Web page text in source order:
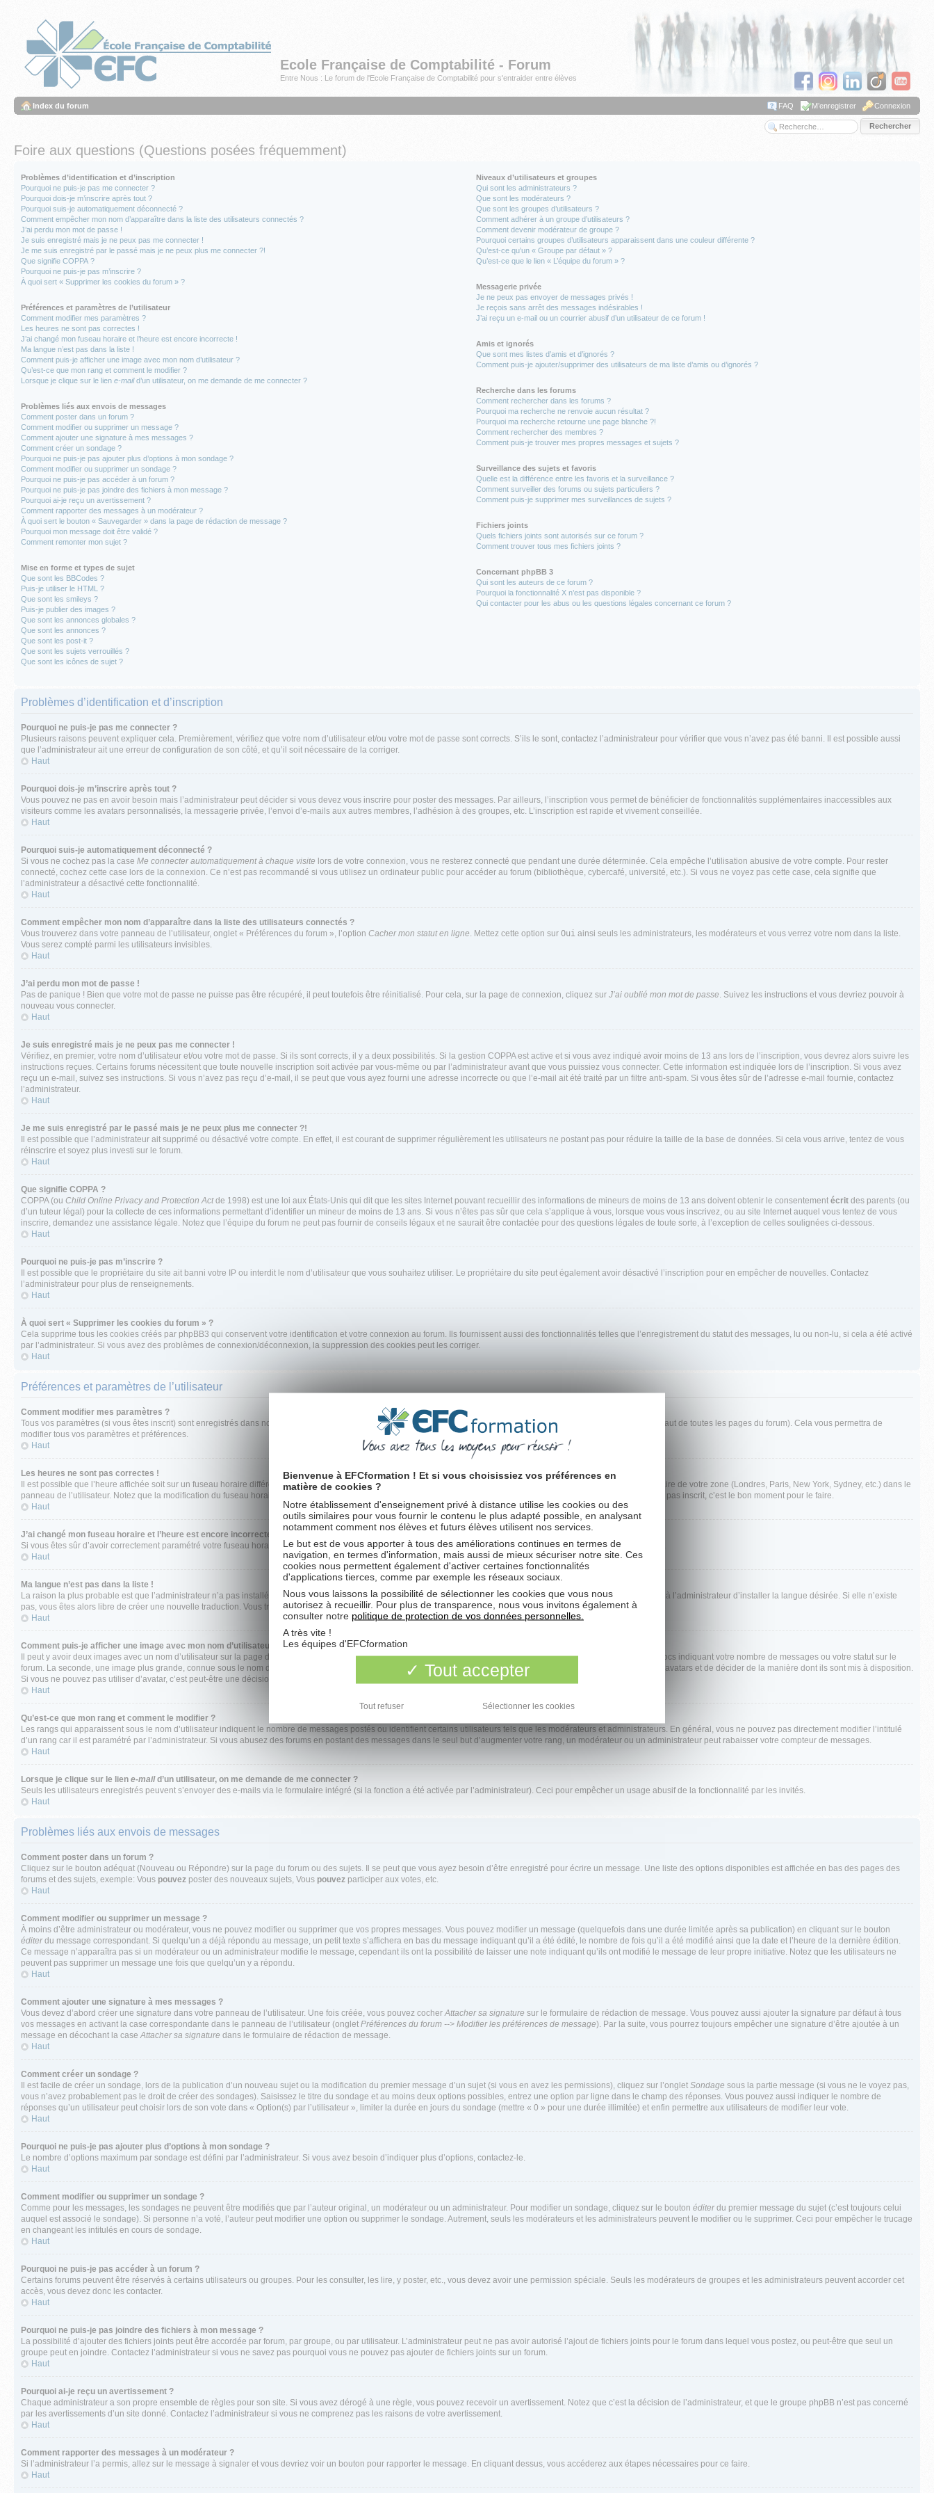
Ecole Française de Comptabilité - Forum
Entre Nous : Le forum de l'Ecole Française de Comptabilité pour s'entraider entre élèves
Index du forum FAQ M’enregistrer Connexion
Foire aux questions (Questions posées fréquemment)
Problèmes d’identification et d’inscription
Pourquoi ne puis-je pas me connecter ?
Pourquoi dois-je m’inscrire après tout ?
Pourquoi suis-je automatiquement déconnecté ?
Comment empêcher mon nom d’apparaître dans la liste des utilisateurs connectés ?
J’ai perdu mon mot de passe !
Je suis enregistré mais je ne peux pas me connecter !
Je me suis enregistré par le passé mais je ne peux plus me connecter ?!
Que signifie COPPA ?
Pourquoi ne puis-je pas m’inscrire ?
À quoi sert « Supprimer les cookies du forum » ?
Préférences et paramètres de l’utilisateur
Comment modifier mes paramètres ?
Les heures ne sont pas correctes !
J’ai changé mon fuseau horaire et l’heure est encore incorrecte !
Ma langue n’est pas dans la liste !
Comment puis-je afficher une image avec mon nom d’utilisateur ?
Qu’est-ce que mon rang et comment le modifier ?
Lorsque je clique sur le lien e-maild’un utilisateur, on me demande de me connecter ?
Problèmes liés aux envois de messages
Comment poster dans un forum ?
Comment modifier ou supprimer un message ?
Comment ajouter une signature à mes messages ?
Comment créer un sondage ?
Pourquoi ne puis-je pas ajouter plus d’options à mon sondage ?
Comment modifier ou supprimer un sondage ?
Pourquoi ne puis-je pas accéder à un forum ?
Pourquoi ne puis-je pas joindre des fichiers à mon message ?
Pourquoi ai-je reçu un avertissement ?
Comment rapporter des messages à un modérateur ?
À quoi sert le bouton « Sauvegarder » dans la page de rédaction de message ?
Pourquoi mon message doit être validé ?
Comment remonter mon sujet ?
Mise en forme et types de sujet
Que sont les BBCodes ?
Puis-je utiliser le HTML ?
Que sont les smileys ?
Puis-je publier des images ?
Que sont les annonces globales ?
Que sont les annonces ?
Que sont les post-it ?
Que sont les sujets verrouillés ?
Que sont les icônes de sujet ?
Niveaux d’utilisateurs et groupes
Qui sont les administrateurs ?
Que sont les modérateurs ?
Que sont les groupes d’utilisateurs ?
Comment adhérer à un groupe d’utilisateurs ?
Comment devenir modérateur de groupe ?
Pourquoi certains groupes d’utilisateurs apparaissent dans une couleur différente ?
Qu’est-ce qu’un « Groupe par défaut » ?
Qu’est-ce que le lien « L’équipe du forum » ?
Messagerie privée
Je ne peux pas envoyer de messages privés !
Je reçois sans arrêt des messages indésirables !
J’ai reçu un e-mail ou un courrier abusif d’un utilisateur de ce forum !
Amis et ignorés
Que sont mes listes d’amis et d’ignorés ?
Comment puis-je ajouter/supprimer des utilisateurs de ma liste d’amis ou d’ignorés ?
Recherche dans les forums
Comment rechercher dans les forums ?
Pourquoi ma recherche ne renvoie aucun résultat ?
Pourquoi ma recherche retourne une page blanche ?!
Comment rechercher des membres ?
Comment puis-je trouver mes propres messages et sujets ?
Surveillance des sujets et favoris
Quelle est la différence entre les favoris et la surveillance ?
Comment surveiller des forums ou sujets particuliers ?
Comment puis-je supprimer mes surveillances de sujets ?
Fichiers joints
Quels fichiers joints sont autorisés sur ce forum ?
Comment trouver tous mes fichiers joints ?
Concernant phpBB 3
Qui sont les auteurs de ce forum ?
Pourquoi la fonctionnalité X n’est pas disponible ?
Qui contacter pour les abus ou les questions légales concernant ce forum ?
Problèmes d’identification et d’inscription
Pourquoi ne puis-je pas me connecter ?
Plusieurs raisons peuvent expliquer cela. Premièrement, vérifiez que votre nom d’utilisateur et/ou votre mot de passe sont corrects. S’ils le sont, contactez l’administrateur pour vérifier que vous n’avez pas été banni. Il est possible aussi
que l’administrateur ait une erreur de configuration de son côté, et qu’il soit nécessaire de la corriger.
Haut
Pourquoi dois-je m’inscrire après tout ?
Vous pouvez ne pas en avoir besoin mais l’administrateur peut décider si vous devez vous inscrire pour poster des messages. Par ailleurs, l’inscription vous permet de bénéficier de fonctionnalités supplémentaires inaccessibles aux
visiteurs comme les avatars personnalisés, la messagerie privée, l’envoi d’e-mails aux autres membres, l’adhésion à des groupes, etc. L’inscription est rapide et vivement conseillée.
Haut
Pourquoi suis-je automatiquement déconnecté ?
Si vous ne cochez pas la case Me connecter automatiquement à chaque visite lors de votre connexion, vous ne resterez connecté que pendant une durée déterminée. Cela empêche l’utilisation abusive de votre compte. Pour rester
connecté, cochez cette case lors de la connexion. Ce n’est pas recommandé si vous utilisez un ordinateur public pour accéder au forum (bibliothèque, cybercafé, université, etc.). Si vous ne voyez pas cette case, cela signifie que
l’administrateur a désactivé cette fonctionnalité.
Haut
Comment empêcher mon nom d’apparaître dans la liste des utilisateurs connectés ?
Vous trouverez dans votre panneau de l’utilisateur, onglet « Préférences du forum », l’option Cacher mon statut en ligne. Mettez cette option sur Oui ainsi seuls les administrateurs, les modérateurs et vous verrez votre nom dans la liste.
Vous serez compté parmi les utilisateurs invisibles.
Haut
J’ai perdu mon mot de passe !
Pas de panique ! Bien que votre mot de passe ne puisse pas être récupéré, il peut toutefois être réinitialisé. Pour cela, sur la page de connexion, cliquez sur J’ai oublié mon mot de passe. Suivez les instructions et vous devriez pouvoir à
nouveau vous connecter.
Haut
Je suis enregistré mais je ne peux pas me connecter !
Vérifiez, en premier, votre nom d’utilisateur et/ou votre mot de passe. Si ils sont corrects, il y a deux possibilités. Si la gestion COPPA est active et si vous avez indiqué avoir moins de 13 ans lors de l’inscription, vous devrez alors suivre les
instructions reçues. Certains forums nécessitent que toute nouvelle inscription soit activée par vous-même ou par l’administrateur avant que vous puissiez vous connecter. Cette information est indiquée lors de l’inscription. Si vous avez
reçu un e-mail, suivez ses instructions. Si vous n’avez pas reçu d’e-mail, il se peut que vous ayez fourni une adresse incorrecte ou que l’e-mail ait été traité par un filtre anti-spam. Si vous êtes sûr de l’adresse e-mail fournie, contactez
l’administrateur.
Haut
Je me suis enregistré par le passé mais je ne peux plus me connecter ?!
Il est possible que l’administrateur ait supprimé ou désactivé votre compte. En effet, il est courant de supprimer régulièrement les utilisateurs ne postant pas pour réduire la taille de la base de données. Si cela vous arrive, tentez de vous
réinscrire et soyez plus investi sur le forum.
Haut
Que signifie COPPA ?
COPPA (ou Child Online Privacy and Protection Actde 1998) est une loi aux États-Unis qui dit que les sites Internet pouvant recueillir des informations de mineurs de moins de 13 ans doivent obtenir le consentement écrit des parents (ou
d’un tuteur légal) pour la collecte de ces informations permettant d’identifier un mineur de moins de 13 ans. Si vous n’êtes pas sûr que cela s’applique à vous, lorsque vous vous inscrivez, ou au site Internet auquel vous tentez de vous
inscrire, demandez une assistance légale. Notez que l’équipe du forum ne peut pas fournir de conseils légaux et ne saurait être contactée pour des questions légales de toute sorte, à l’exception de celles soulignées ci-dessous.
Haut
Pourquoi ne puis-je pas m’inscrire ?
Il est possible que le propriétaire du site ait banni votre IP ou interdit le nom d’utilisateur que vous souhaitez utiliser. Le propriétaire du site peut également avoir désactivé l’inscription pour en empêcher de nouvelles. Contactez
l’administrateur pour plus de renseignements.
Haut
À quoi sert « Supprimer les cookies du forum » ?
Cela supprime tous les cookies créés par phpBB3 qui conservent votre identification et votre connexion au forum. Ils fournissent aussi des fonctionnalités telles que l’enregistrement du statut des messages, lu ou non-lu, si cela a été activé
par l’administrateur. Si vous avez des problèmes de connexion/déconnexion, la suppression des cookies peut les corriger.
Haut
Préférences et paramètres de l’utilisateur
Comment modifier mes paramètres ?
Tous vos paramètres (si vous êtes inscrit) sont enregistrés dans notre base de données. Pour les modifier, visitez le lienPanneau de l’utilisateur
(généralement affiché en haut de toutes les pages du forum). Cela vous permettra de
modifier tous vos paramètres et préférences.
Haut
Les heures ne sont pas correctes !
Il est possible que l’heure affichée soit sur un fuseau horaire différent de celui dans lequel vous êtes. Dans ce cas, vous devez modifier vos préférences pour le fuseau horaire de votre zone (Londres, Paris, New York, Sydney, etc.) dans le
panneau de l’utilisateur. Notez que la modification du fuseau horaire, comme la plupart des paramètres n’est accessible qu’aux utilisateurs enregistrés. Donc si vous n’êtes pas inscrit, c’est le bon moment pour le faire.
Haut
J’ai changé mon fuseau horaire et l’heure est encore incorrecte !
Si vous êtes sûr d’avoir correctement paramétré votre fuseau horaire et l’heure d’été, il se peut que le serveur ne soit pas à l’heure. Signalez ce problème à l’administrateur.
Haut
Ma langue n’est pas dans la liste !
La raison la plus probable est que l’administrateur n’a pas installé votre langue ou bien que personne n’a encore traduit phpBB3 dans votre langue. Essayez de demander à l’administrateur d’installer la langue désirée. Si elle n’existe
pas, vous êtes alors libre de créer une nouvelle traduction. Vous trouverez plus d’informations sur le site du groupe phpBB (voir le lien en bas de page).
Haut
Comment puis-je afficher une image avec mon nom d’utilisateur ?
Il peut y avoir deux images avec un nom d’utilisateur sur la page de consultation des messages. La première est associée à votre rang, généralement des étoiles ou des blocs indiquant votre nombre de messages ou votre statut sur le
forum. La seconde, une image plus grande, connue sous le nom d’avatar est généralement unique et personnelle à chaque utilisateur. C’est à l’administrateur d’activer les avatars et de décider de la manière dont ils sont mis à disposition.
Si vous ne pouvez pas utiliser d’avatar, c’est peut-être une décision de l’administrateur. Vous pouvez le contacter pour lui demander ses raisons.
Haut
Qu’est-ce que mon rang et comment le modifier ?
Les rangs qui apparaissent sous le nom d’utilisateur indiquent le nombre de messages postés ou identifient certains utilisateurs tels que les modérateurs et administrateurs. En général, vous ne pouvez pas directement modifier l’intitulé
d’un rang car il est paramétré par l’administrateur. Si vous abusez des forums en postant des messages dans le seul but d’augmenter votre rang, un modérateur ou un administrateur peut rabaisser votre compteur de messages.
Haut
Lorsque je clique sur le lien e-maild’un utilisateur, on me demande de me connecter ?
Seuls les utilisateurs enregistrés peuvent s’envoyer des e-mails via le formulaire intégré (si la fonction a été activée par l’administrateur). Ceci pour empêcher un usage abusif de la fonctionnalité par les invités.
Haut
Problèmes liés aux envois de messages
Comment poster dans un forum ?
Cliquez sur le bouton adéquat (Nouveau ou Répondre) sur la page du forum ou des sujets. Il se peut que vous ayez besoin d’être enregistré pour écrire un message. Une liste des options disponibles est affichée en bas des pages des
forums et des sujets, exemple: Vous pouvez poster des nouveaux sujets, Vous pouvez participer aux votes, etc.
Haut
Comment modifier ou supprimer un message ?
À moins d’être administrateur ou modérateur, vous ne pouvez modifier ou supprimer que vos propres messages. Vous pouvez modifier un message (quelquefois dans une durée limitée après sa publication) en cliquant sur le bouton
éditerdu message correspondant. Si quelqu’un a déjà répondu au message, un petit texte s’affichera en bas du message indiquant qu’il a été édité, le nombre de fois qu’il a été modifié ainsi que la date et l’heure de la dernière édition.
Ce message n’apparaîtra pas si un modérateur ou un administrateur modifie le message, cependant ils ont la possibilité de laisser une note indiquant qu’ils ont modifié le message de leur propre initiative. Notez que les utilisateurs ne
peuvent pas supprimer un message une fois que quelqu’un y a répondu.
Haut
Comment ajouter une signature à mes messages ?
Vous devez d’abord créer une signature dans votre panneau de l’utilisateur. Une fois créée, vous pouvez cocherAttacher sa signature sur le formulaire de rédaction de message. Vous pouvez aussi ajouter la signature par défaut à tous
vos messages en activant la case correspondante dans le panneau de l’utilisateur (onglet Préférences du forum --> Modifier les préférences de message). Par la suite, vous pourrez toujours empêcher une signature d’être ajoutée à un
message en décochant la caseAttacher sa signature dans le formulaire de rédaction de message.
Haut
Comment créer un sondage ?
Il est facile de créer un sondage, lors de la publication d’un nouveau sujet ou la modification du premier message d’un sujet (si vous en avez les permissions), cliquez sur l’onglet Sondage sous la partie message (si vous ne le voyez pas,
vous n’avez probablement pas le droit de créer des sondages). Saisissez le titre du sondage et au moins deux options possibles, entrez une option par ligne dans le champ des réponses. Vous pouvez aussi indiquer le nombre de
réponses qu’un utilisateur peut choisir lors de son vote dans « Option(s) par l’utilisateur », limiter la durée en jours du sondage (mettre « 0 » pour une durée illimitée) et enfin permettre aux utilisateurs de modifier leur vote.
Haut
Pourquoi ne puis-je pas ajouter plus d’options à mon sondage ?
Le nombre d’options maximum par sondage est défini par l’administrateur. Si vous avez besoin d’indiquer plus d’options, contactez-le.
Haut
Comment modifier ou supprimer un sondage ?
Comme pour les messages, les sondages ne peuvent être modifiés que par l’auteur original, un modérateur ou un administrateur. Pour modifier un sondage, cliquez sur le bouton éditerdu premier message du sujet (c’est toujours celui
auquel est associé le sondage). Si personne n’a voté, l’auteur peut modifier une option ou supprimer le sondage. Autrement, seuls les modérateurs et les administrateurs peuvent le modifier ou le supprimer. Ceci pour empêcher le trucage
en changeant les intitulés en cours de sondage.
Haut
Pourquoi ne puis-je pas accéder à un forum ?
Certains forums peuvent être réservés à certains utilisateurs ou groupes. Pour les consulter, les lire, y poster, etc., vous devez avoir une permission spéciale. Seuls les modérateurs de groupes et les administrateurs peuvent accorder cet
accès, vous devez donc les contacter.
Haut
Pourquoi ne puis-je pas joindre des fichiers à mon message ?
La possibilité d’ajouter des fichiers joints peut être accordée par forum, par groupe, ou par utilisateur. L’administrateur peut ne pas avoir autorisé l’ajout de fichiers joints pour le forum dans lequel vous postez, ou peut-être que seul un
groupe peut en joindre. Contactez l’administrateur si vous ne savez pas pourquoi vous ne pouvez pas ajouter de fichiers joints sur un forum.
Haut
Pourquoi ai-je reçu un avertissement ?
Chaque administrateur a son propre ensemble de règles pour son site. Si vous avez dérogé à une règle, vous pouvez recevoir un avertissement. Notez que c’est la décision de l’administrateur, et que le groupe phpBB n’est pas concerné
par les avertissements d’un site donné. Contactez l’administrateur si vous ne comprenez pas les raisons de votre avertissement.
Haut
Comment rapporter des messages à un modérateur ?
Si l’administrateur l’a permis, allez sur le message à signaler et vous devriez voir un bouton pour rapporter le message. En cliquant dessus, vous accéderez aux étapes nécessaires pour ce faire.
Haut
Bienvenue à EFCformation ! Et si vous choisissiez vos préférences en
matière de cookies ?
Notre établissement d'enseignement privé à distance utilise les cookies ou des
outils similaires pour vous fournir le contenu le plus adapté possible, en analysant
notamment comment nos élèves et futurs élèves utilisent nos services.
Le but est de vous apporter à tous des améliorations continues en termes de
navigation, en termes d'information, mais aussi de mieux sécuriser notre site. Ces
cookies nous permettent également d'activer certaines fonctionnalités
d'applications tierces, comme par exemple les réseaux sociaux.
Nous vous laissons la possibilité de sélectionner les cookies que vous nous
autorisez à recueillir. Pour plus de transparence, nous vous invitons également à
consulter notre politique de protection de vos données personnelles.
A très vite !
Les équipes d'EFCformation
Tout accepter
Tout refuser Sélectionner les cookies